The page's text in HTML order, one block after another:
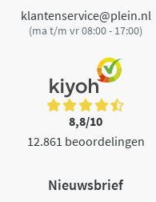
klantenservice@plein.nl
(ma t/m vr 08:00 - 17:00)
8,8/10
12.861 beoordelingen
Nieuwsbrief